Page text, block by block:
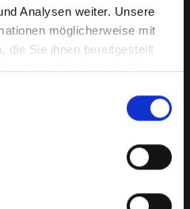
Analysen weiter. Unsere
möglicherweise mit
die Sie ihnen bereitgestellt
Ihrer Nutzung der Dienste